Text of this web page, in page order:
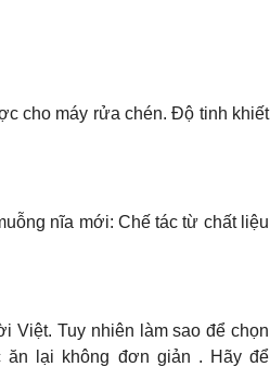
cho máy rửa chén. Độ tinh khiết
nĩa mới: Chế tác từ chất liệu
Việt. Tuy nhiên làm sao để chọn
lại không đơn giản . Hãy để